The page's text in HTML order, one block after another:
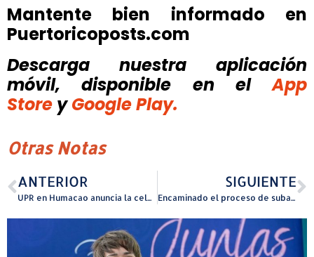
Mantente bien informado en
Puertoricoposts.com
Descarga nuestra aplicación
móvil, disponible
en el
App
Store y Google Play.
Otras Notas
ANTERIOR
UPR en Humacao anuncia la celebración de la Cumbre de Investigación e Innovación para la Economía del Conocimiento
SIGUIENTE
Encaminado el proceso de subasta para construcción parque Doble A de Hatillo